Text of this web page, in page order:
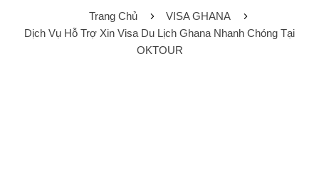
Trang Chủ
VISA GHANA
Dịch Vụ Hỗ Trợ Xin Visa Du Lịch Ghana Nhanh Chóng Tại
OKTOUR